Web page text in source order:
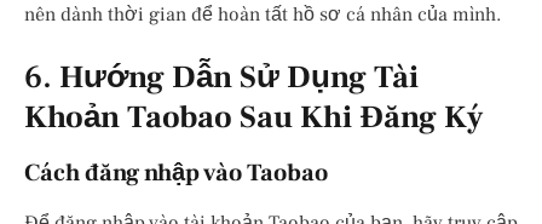
nên dành thời gian để hoàn tất hồ sơ cá nhân của mình.
6. Hướng Dẫn Sử Dụng Tài
Khoản Taobao Sau Khi Đăng Ký
Cách đăng nhập vào Taobao